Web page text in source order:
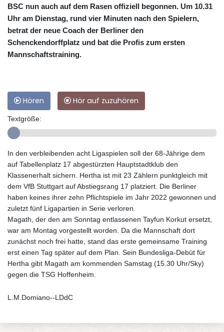
BSC nun auch auf dem Rasen offiziell begonnen. Um 10.31
Uhr am Dienstag, rund vier Minuten nach den Spielern,
betrat der neue Coach der Berliner den
Schenckendorffplatz und bat die Profis zum ersten
Mannschaftstraining.
Hören Hör auf zuzuhören
Textgröße:
In den verbleibenden acht Ligaspielen soll der 68-Jährige dem
auf Tabellenplatz 17 abgestürzten Hauptstadtklub den
Klassenerhalt sichern. Hertha ist mit 23 Zählern punktgleich mit
dem VfB Stuttgart auf Abstiegsrang 17 platziert. Die Berliner
haben keines ihrer zehn Pflichtspiele im Jahr 2022 gewonnen und
zuletzt fünf Ligapartien in Serie verloren.
Magath, der den am Sonntag entlassenen Tayfun Korkut ersetzt,
war am Montag vorgestellt worden. Da die Mannschaft dort
zunächst noch frei hatte, stand das erste gemeinsame Training
erst einen Tag später auf dem Plan. Sein Bundesliga-Debüt für
Hertha gibt Magath am kommenden Samstag (15.30 Uhr/Sky)
gegen die TSG Hoffenheim.
L.M.Domiano--LDdC